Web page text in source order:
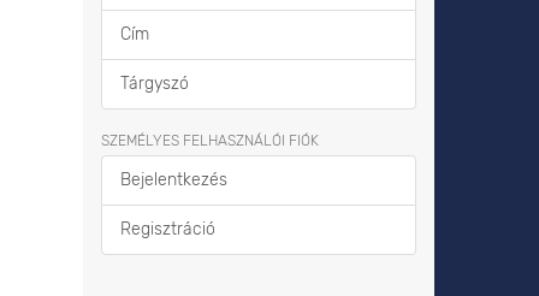
Cím
Tárgyszó
SZEMÉLYES FELHASZNÁLÓI FIÓK
Bejelentkezés
Regisztráció